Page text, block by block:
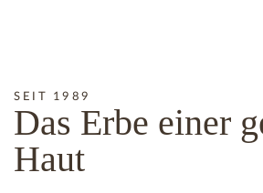
SEIT 1989
Das Erbe einer
Haut